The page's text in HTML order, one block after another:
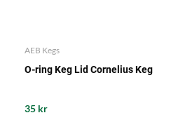
AEB Kegs
O-ring Keg Lid Cornelius Keg
35 kr